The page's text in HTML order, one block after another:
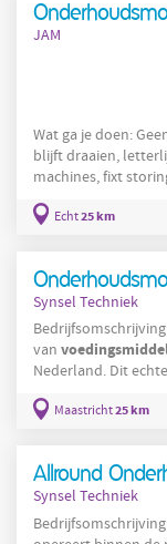
draag je bij aan een
JAM
Wat ga je doen: Geen dag is hetzelfde. Jij zorgt ervoor dat alles
blijft draaien, letterlijk. Je bent bezig met het
machines, fixt
uitdagingen. Zie je
weer aan de praat
Echt25 km
Synsel Techniek
Bedrijfsomschrijving: Dit bedrijf is een toonaangevende
van
Nederland. Dit
Anno2750 zijn de
bedrijf vol op bezig
Maastricht25 km
Allround
Synsel Techniek
Bedrijfsomschrijving: Locatie: Brunssum. Dit